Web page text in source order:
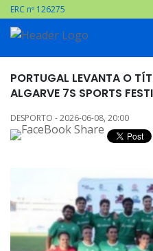
ERC nº 126275
PORTUGAL LEVANTA O
ALGARVE 7S SPORTS
DESPORTO - 2026-06-08, 20:00